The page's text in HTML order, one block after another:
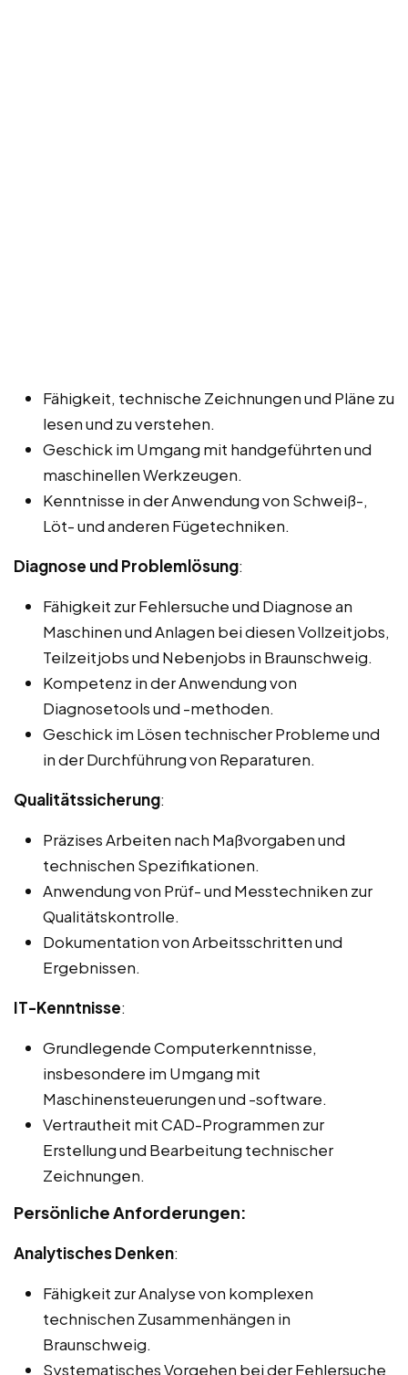
Fähigkeit, technische Zeichnungen und Pläne zu
lesen und zu verstehen.
Geschick im Umgang mit handgeführten und
maschinellen Werkzeugen.
Kenntnisse in der Anwendung von Schweiß-,
Löt- und anderen Fügetechniken.
Diagnose und Problemlösung:
Fähigkeit zur Fehlersuche und Diagnose an
Maschinen und Anlagen bei diesen Vollzeitjobs,
Teilzeitjobs und Nebenjobs in Braunschweig.
Kompetenz in der Anwendung von
Diagnosetools und -methoden.
Geschick im Lösen technischer Probleme und
in der Durchführung von Reparaturen.
Qualitätssicherung:
Präzises Arbeiten nach Maßvorgaben und
technischen Spezifikationen.
Anwendung von Prüf- und Messtechniken zur
Qualitätskontrolle.
Dokumentation von Arbeitsschritten und
Ergebnissen.
IT-Kenntnisse:
Grundlegende Computerkenntnisse,
insbesondere im Umgang mit
Maschinensteuerungen und -software.
Vertrautheit mit CAD-Programmen zur
Erstellung und Bearbeitung technischer
Zeichnungen.
Persönliche Anforderungen:
Analytisches Denken:
Fähigkeit zur Analyse von komplexen
technischen Zusammenhängen in
Braunschweig.
Systematisches Vorgehen bei der Fehlersuche